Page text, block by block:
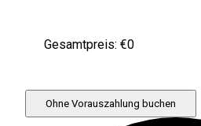
Gesamtpreis: €0
Ohne Vorauszahlung buchen